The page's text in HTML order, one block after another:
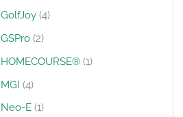
GolfJoy 4
GSPro 2
HOMECOURSE® 1
MGI 4
Neo-E 1